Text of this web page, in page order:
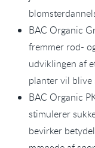
BAC Organic
fremmer rod-
udviklingen af
planter vil
BAC Organic
stimulerer
bevirker